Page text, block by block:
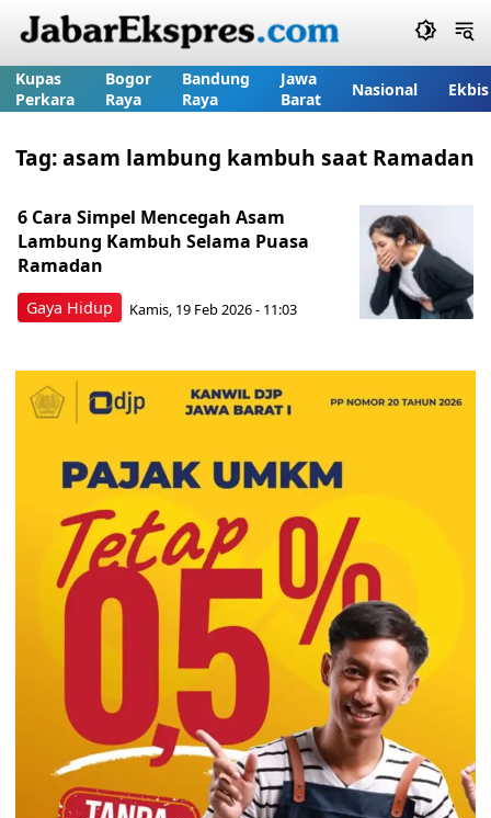
Kupas
Perkara
Bogor
Raya
Bandung
Raya
Jawa
Barat
Nasional Ekbis
Tag:asam lambung kambuh saat Ramadan
Gaya Hidup
6 Cara Simpel Mencegah Asam
Lambung Kambuh Selama Puasa
Ramadan
Kamis, 19 Feb 2026 - 11:03